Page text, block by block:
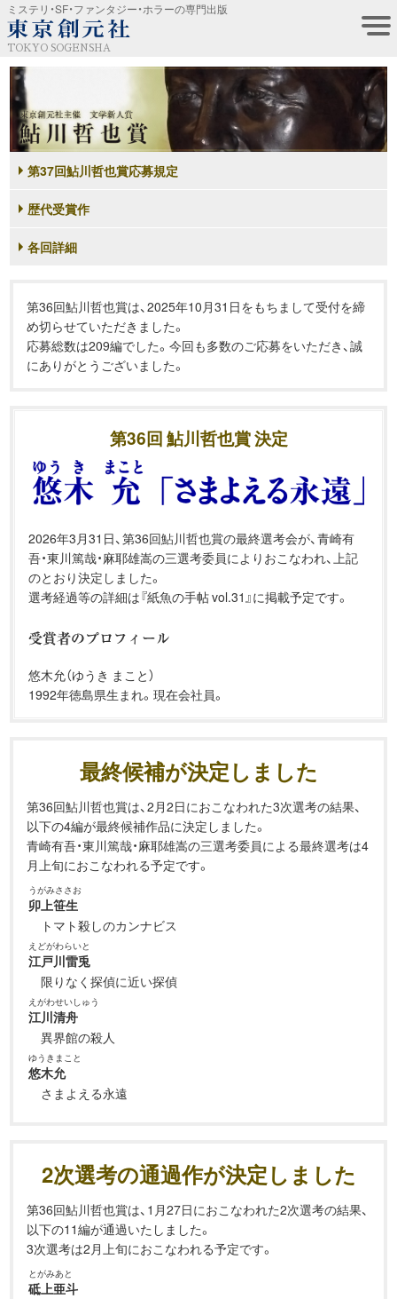
ミステリ・SF・ファンタジー・ホラーの専門出版
TOKYO SOGENSHA
第37回鮎川哲也賞応募規定
歴代受賞作
各回詳細
第36回鮎川哲也賞は、2025年10月31日をもちまして受付を締
め切らせていただきました。
応募総数は209編でした。今回も多数のご応募をいただき、誠
にありがとうございました。
第36回 鮎川哲也賞 決定
2026年3月31日、第36回鮎川哲也賞の最終選考会が、青崎有
吾・東川篤哉・麻耶雄嵩の三選考委員によりおこなわれ、上記
のとおり決定しました。
選考経過等の詳細は『紙魚の手帖 vol.31』に掲載予定です。
悠木允（ゆうき まこと）
1992年徳島県生まれ。現在会社員。
最終候補が決定しました
第36回鮎川哲也賞は、2月2日におこなわれた3次選考の結果、
以下の4編が最終候補作品に決定しました。
青崎有吾・東川篤哉・麻耶雄嵩の三選考委員による最終選考は4
月上旬におこなわれる予定です。
卯上笹生
うがみささお
トマト殺しのカンナビス
江戸川雷兎
えどがわらいと
限りなく探偵に近い探偵
江川清舟
えがわせいしゅう
異界館の殺人
悠木允
ゆうきまこと
さまよえる永遠
2次選考の通過作が決定しました
第36回鮎川哲也賞は、1月27日におこなわれた2次選考の結果、
以下の11編が通過いたしました。
3次選考は2月上旬におこなわれる予定です。
砥上亜斗
とがみあと